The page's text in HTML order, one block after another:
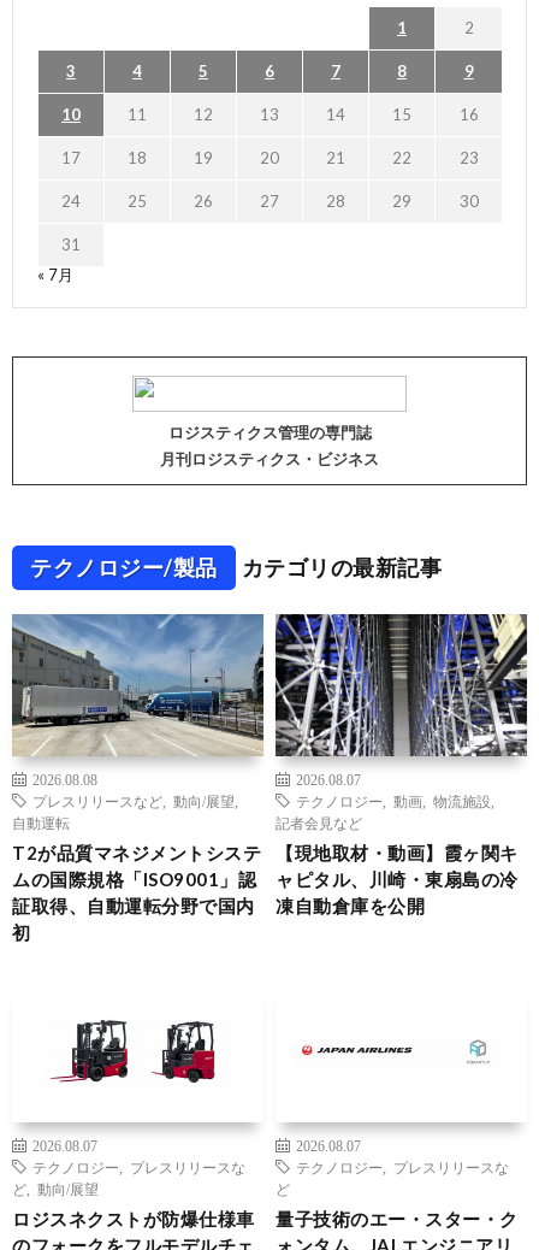
1 2
3 4 5 6 7 8 9
10 11 12 13 14 15 16
17 18 19 20 21 22 23
24 25 26 27 28 29 30
31
« 7月
ロジスティクス管理の専門誌
月刊ロジスティクス・ビジネス
テクノロジー/製品 カテゴリの最新記事
2026.08.08
プレスリリースなど
動向/展望
自動運転
T2が品質マネジメントシステ
ムの国際規格「ISO9001」認
証取得、自動運転分野で国内
初
2026.08.07
テクノロジー
動画 物流施設
記者会見など
【現地取材・動画】霞ヶ関キ
ャピタル、川崎・東扇島の冷
凍自動倉庫を公開
2026.08.07
テクノロジー
プレスリリースな
ど
動向/展望
ロジスネクストが防爆仕様車
2026.08.07
テクノロジー
プレスリリースな
ど
量子技術のエー・スター・ク